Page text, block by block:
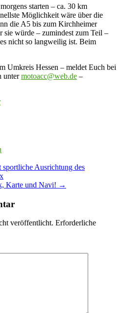
starten – ca. 30 km
Möglichkeit wäre über die
die A5 bis zum Kirchheimer
würde – zumindest zum Teil –
nicht so langweilig ist. Beim
Umkreis Hessen – meldet Euch bei
untermotoacc@web.de –
Ausrichtung des
Karte und Navi! →
veröffentlicht. Erforderliche